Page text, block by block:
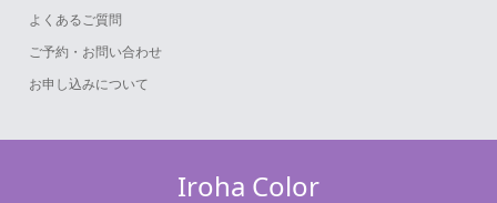
よくあるご質問
ご予約・お問い合わせ
お申し込みについて
Iroha Color